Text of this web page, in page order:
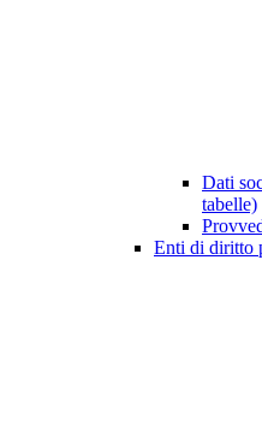
Dati
tabelle)
Enti di diritto